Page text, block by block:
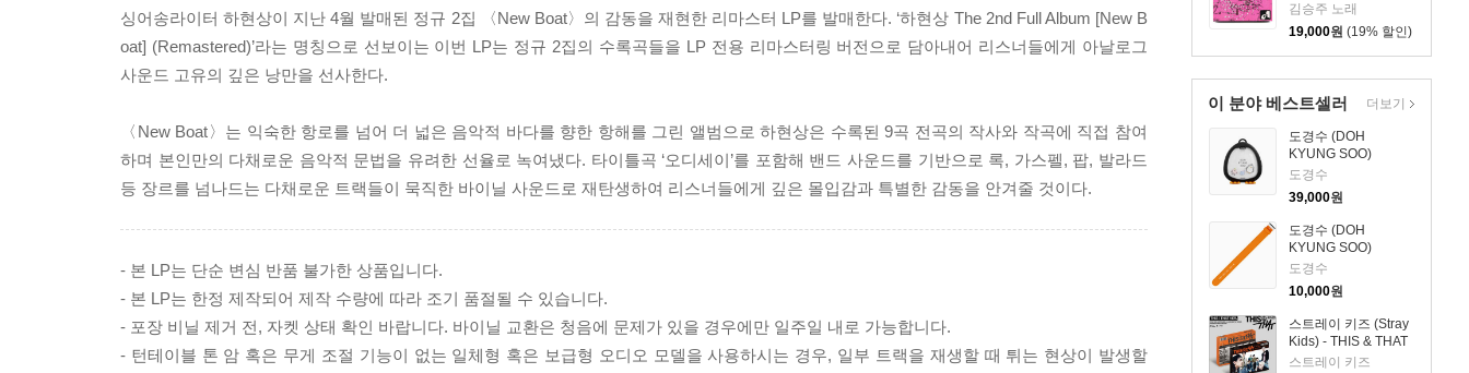
김승주 노래
19,000원 (19% 할인)
이 분야 베스트셀러
도경수 (DOH
KYUNG SOO)
OFFICIAL LIGHT
STRAP KEYRING
도경수
39,000원
도경수 (DOH
KYUNG SOO)
OFFICIAL STRAP
(ORANGE)
도경수
10,000원
스트레이 키즈 (Stray
Kids) - THIS & THAT
[2종 SET]
스트레이 키즈
더보기
싱어송라이터 하현상이 지난 4월 발매된 정규 2집 〈New Boat〉의 감동을 재현한 리마스터 LP를 발매한다. ‘하현상 The 2nd Full Album [New B
oat] (Remastered)’라는 명칭으로 선보이는 이번 LP는 정규 2집의 수록곡들을 LP 전용 리마스터링 버전으로 담아내어 리스너들에게 아날로그
사운드 고유의 깊은 낭만을 선사한다.
〈New Boat〉는 익숙한 항로를 넘어 더 넓은 음악적 바다를 향한 항해를 그린 앨범으로 하현상은 수록된 9곡 전곡의 작사와 작곡에 직접 참여
하며 본인만의 다채로운 음악적 문법을 유려한 선율로 녹여냈다. 타이틀곡 ‘오디세이’를 포함해 밴드 사운드를 기반으로 록, 가스펠, 팝, 발라드
등 장르를 넘나드는 다채로운 트랙들이 묵직한 바이닐 사운드로 재탄생하여 리스너들에게 깊은 몰입감과 특별한 감동을 안겨줄 것이다.
- 본 LP는 단순 변심 반품 불가한 상품입니다.
- 본 LP는 한정 제작되어 제작 수량에 따라 조기 품절될 수 있습니다.
- 포장 비닐 제거 전, 자켓 상태 확인 바랍니다. 바이닐 교환은 청음에 문제가 있을 경우에만 일주일 내로 가능합니다.
- 턴테이블 톤 암 혹은 무게 조절 기능이 없는 일체형 혹은 보급형 오디오 모델을 사용하시는 경우, 일부 트랙을 재생할 때 튀는 현상이 발생할